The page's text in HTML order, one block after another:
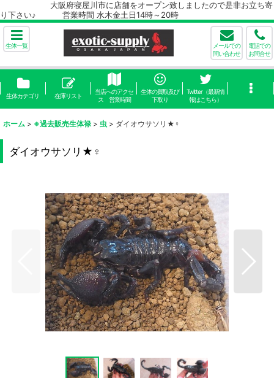
大阪府寝屋川市に店舗をオープン致しましたので是非お立ち寄
り下さい♪ 営業時間 水木金土日14時～20時
生体一覧
メールでの
問い合わせ
電話での
お問合せ
生体カテゴリ 在庫リスト
当店へのアクセ
ス 営業時間
生体の買取及び
下取り
Twitter（最新情
報はこちら）
ホーム > ※過去販売生体禄 > 虫 > ダイオウサソリ★♀
ダイオウサソリ★♀